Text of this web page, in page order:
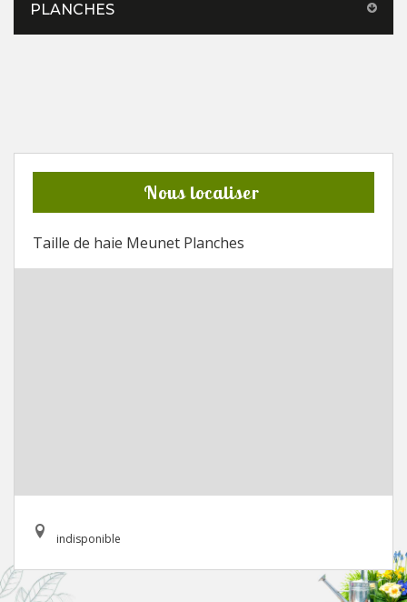
PLANCHES
Nous localiser
Taille de haie Meunet Planches
indisponible